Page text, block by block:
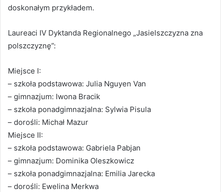
doskonałym przykładem.
Laureaci IV Dyktanda Regionalnego „Jasielszczyzna zna
polszczyznę”:
Miejsce I:
– szkoła podstawowa: Julia Nguyen Van
– gimnazjum: Iwona Bracik
– szkoła ponadgimnazjalna: Sylwia Pisula
– dorośli: Michał Mazur
Miejsce II:
– szkoła podstawowa: Gabriela Pabjan
– gimnazjum: Dominika Oleszkowicz
– szkoła ponadgimnazjalna: Emilia Jarecka
– dorośli: Ewelina Merkwa